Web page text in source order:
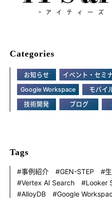
Categories
お知らせ イベント・セミ
Google Workspace モバイ
技術開発 ブログ
Tags
事例紹介 GEN-STEP
Vertex AI Search
Looker
AlloyDB
Google